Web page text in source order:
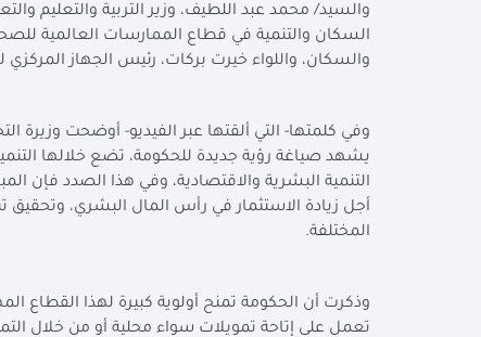
والسيد/ محمد عبد اللطيف، وزير التربية والتعليم
السكان والتنمية في قطاع الممارسات العالمية للصحة
والسكان، واللواء خيرت بركات، رئيس الجهاز
وفي كلمتها- التي ألقتها عبر الفيديو- أوضحت وزيرة
يشهد صياغة رؤية جديدة للحكومة، تضع خلالها
التنمية البشرية والاقتصادية، وفي هذا الصدد فإن
أجل زيادة الاستثمار في رأس المال البشري، وتحقيق
المختلفة.
وذكرت أن الحكومة تمنح أولوية كبيرة لهذا القطاع